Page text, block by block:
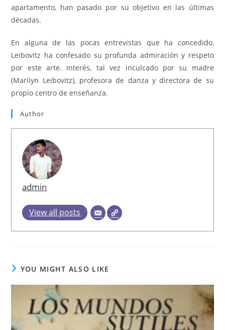
apartamento, han pasado por su objetivo en las últimas
décadas.
En alguna de las pocas entrevistas que ha concedido,
Leibovitz ha confesado su profunda admiración y respeto
por este arte. Interés, tal vez inculcado por su madre
(Marilyn Leibovitz), profesora de danza y directora de su
propio centro de enseñanza.
Author
admin
View all posts
YOU MIGHT ALSO LIKE